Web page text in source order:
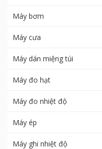
Máy bơm
Máy cưa
Máy dán miệng túi
Máy đo hạt
Máy đo nhiệt độ
Máy ép
Máy ghi nhiệt độ